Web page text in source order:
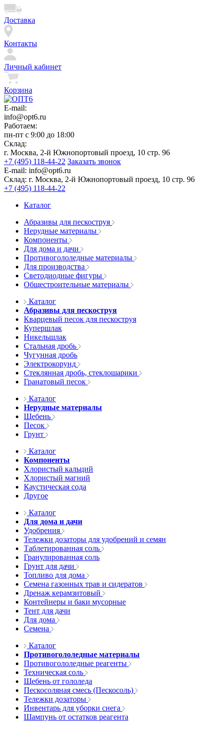
Доставка
Контакты
Личный кабинет
Корзина
E-mail:
info@opt6.ru
Работаем:
пн-пт с 9:00 до 18:00
Склад:
г. Москва, 2-й Южнопортовый проезд, 10 стр. 96
+7 (495) 118-44-22 Заказать звонок
E-mail: info@opt6.ru
Склад: г. Москва, 2-й Южнопортовый проезд, 10 стр. 96
+7 (495) 118-44-22
Каталог
Абразивы для пескоструя
Нерудные материалы
Компоненты
Для дома и дачи
Противогололедные материалы
Для производства
Светодиодные фигуры
Общестроительные материалы
Каталог
Абразивы для пескоструя
Кварцевый песок для пескоструя
Купершлак
Никельшлак
Стальная дробь
Чугунная дробь
Электрокорунд
Стеклянная дробь, стеклошарики
Гранатовый песок
Каталог
Нерудные материалы
Щебень
Песок
Грунт
Каталог
Компоненты
Хлористый кальций
Хлористый магний
Каустическая сода
Другое
Каталог
Для дома и дачи
Удобрения
Тележки дозаторы для удобрений и семян
Таблетированная соль
Гранулированная соль
Грунт для дачи
Топливо для дома
Семена газонных трав и сидератов
Дренаж керамзитовый
Контейнеры и баки мусорные
Тент для дачи
Для дома
Семена
Каталог
Противогололедные материалы
Противогололедные реагенты
Техническая соль
Щебень от гололеда
Пескосоляная смесь (Пескосоль)
Тележки дозаторы
Инвентарь для уборки снега
Шампунь от остатков реагента